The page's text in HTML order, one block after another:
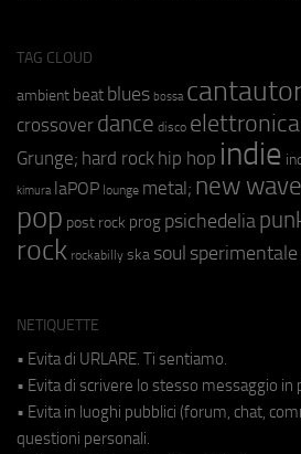
TAG CLOUD
ambient beat blues bossa
crossover dance disco elettronica
Grunge; hard rock hip hop indie
kimura laPOP lounge metal; new wave
pop post rock prog psichedelia
rock rockabilly ska soul sperimentale
NETIQUETTE
• Evita di URLARE. Ti sentiamo.
• Evita di scrivere lo stesso messaggio in
• Evita in luoghi pubblici (forum, chat,
questioni personali.